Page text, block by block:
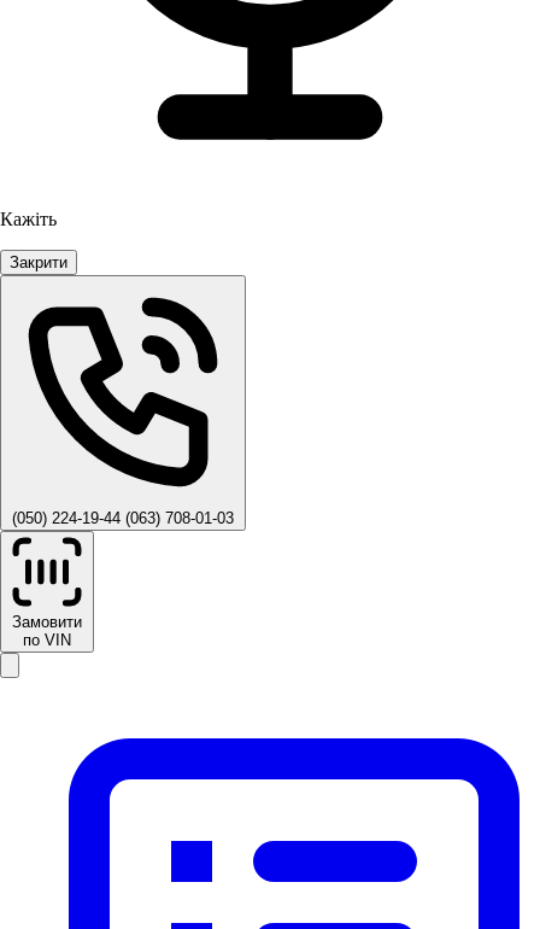
Кажіть
Закрити
(050) 224-19-44 (063) 708-01-03
Замовити
по VIN